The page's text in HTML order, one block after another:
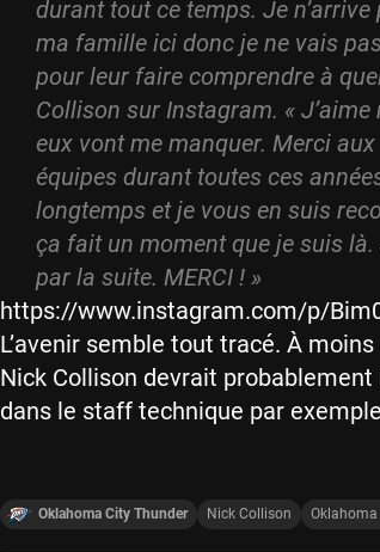
durant tout ce temps. Je
ma famille ici donc je ne vais
pour leur faire comprendre à
Collison sur Instagram. «
eux vont me manquer. Merci
équipes durant toutes ces
longtemps et je vous en suis
ça fait un moment que je suis
par la suite. MERCI ! »
https://www.instagram.com/p/
L’avenir semble tout tracé. À
Nick Collison devrait probablement
dans le staff technique par
Oklahoma City Thunder Nick Collison